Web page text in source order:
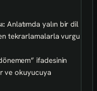
Anlatımda yalın bir dil
tekrarlamalarla vurgu
ifadesinin
ve okuyucuya